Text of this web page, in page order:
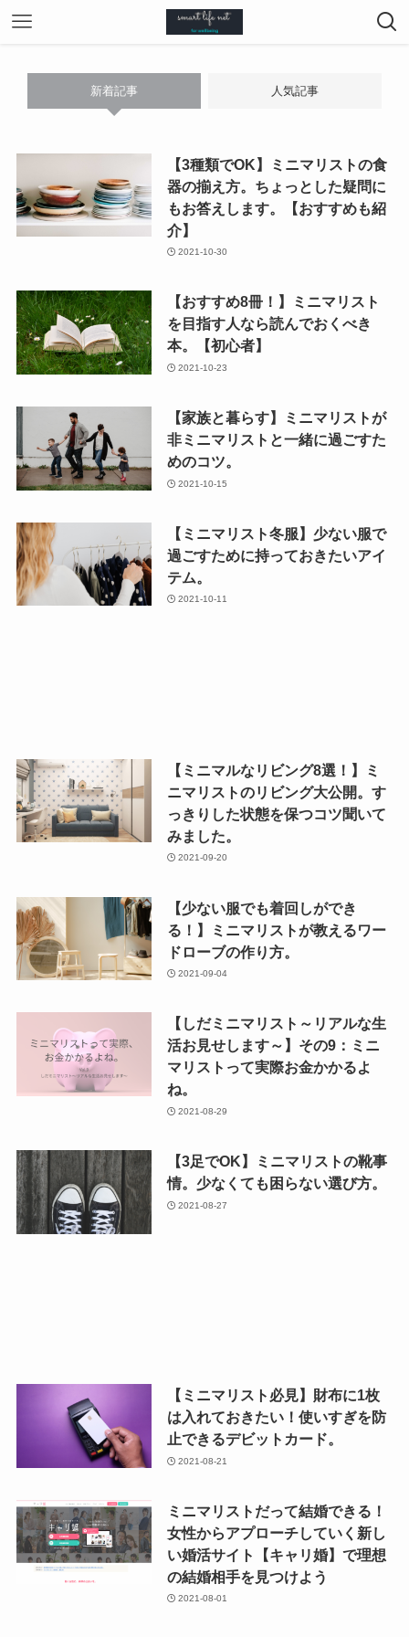
新着記事 人気記事
【3種類でOK】ミニマリストの食
器の揃え方。ちょっとした疑問に
もお答えします。【おすすめも紹
介】
2021-10-30
【おすすめ8冊！】ミニマリスト
を目指す人なら読んでおくべき
本。【初心者】
2021-10-23
【家族と暮らす】ミニマリストが
非ミニマリストと一緒に過ごすた
めのコツ。
2021-10-15
【ミニマリスト冬服】少ない服で
過ごすために持っておきたいアイ
テム。
2021-10-11
【ミニマルなリビング8選！】ミ
ニマリストのリビング大公開。す
っきりした状態を保つコツ聞いて
みました。
2021-09-20
【少ない服でも着回しができ
る！】ミニマリストが教えるワー
ドローブの作り方。
2021-09-04
【しだミニマリスト～リアルな生
活お見せします～】その9：ミニ
マリストって実際お金かかるよ
ね。
2021-08-29
【3足でOK】ミニマリストの靴事
情。少なくても困らない選び方。
2021-08-27
【ミニマリスト必見】財布に1枚
は入れておきたい！使いすぎを防
止できるデビットカード。
2021-08-21
ミニマリストだって結婚できる！
女性からアプローチしていく新し
い婚活サイト【キャリ婚】で理想
の結婚相手を見つけよう
2021-08-01